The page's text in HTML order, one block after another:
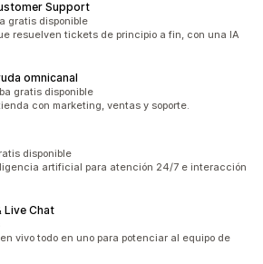
Support
gratis disponible
resuelven tickets de principio a fin, con una IA
omnicanal
gratis disponible
con marketing, ventas y soporte.
disponible
artificial para atención 24/7 e interacción
Live Chat
vivo todo en uno para potenciar al equipo de